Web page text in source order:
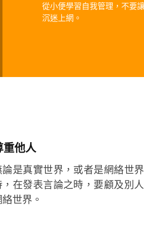
從小便學習自我管理，不要
沉迷上網。
重他人
論是真實世界，或者是網絡世
，在發表言論之時，要顧及別
世界。